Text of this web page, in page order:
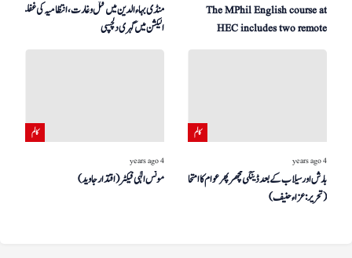
منڈی بہاءالدین میں قتل و غارت، انتظامیہ کی غفلت اور
الیکشن میں گہری دلچسپی
The MPhil English course at
HEC includes two remote
teacher plays
کالم
4 years ago
مونس الٰہی فیکٹر (اقتدار جاوید)
کالم
4 years ago
بارش اور سیلاب کے بعد ڈینگی مچھر پھر عوام کا امتحان لینے لگا
(تحریر: عزاءحنیف)